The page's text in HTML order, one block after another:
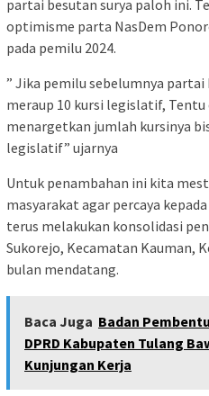
partai besutan surya paloh ini.
optimisme parta NasDem
pada pemilu 2024.
” Jika pemilu sebelumnya partai
meraup 10 kursi legislatif,
menargetkan jumlah kursinya
legislatif” ujarnya
Untuk penambahan ini kita
masyarakat agar percaya
terus melakukan konsolidasi
Sukorejo, Kecamatan Kauman,
bulan mendatang.
Baca Juga Badan
DPRD Kabupaten Tulang
Kunjungan Kerja